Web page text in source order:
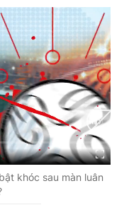
khóc sau màn luân